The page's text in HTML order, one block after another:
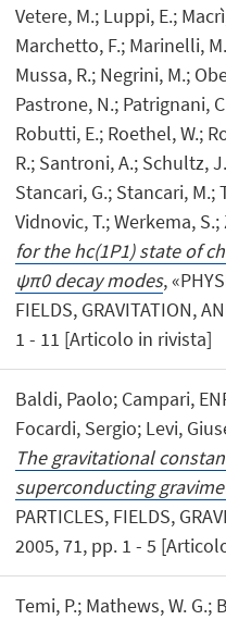
Vetere, M.; Luppi, E.;
Marchetto, F.; Marinelli,
Mussa, R.; Negrini, M.;
Pastrone, N.; Patrignani,
Robutti, E.; Roethel, W.;
R.; Santroni, A.; Schultz,
Stancari, G.; Stancari, M.;
Vidnovic, T.; Werkema, S.;
for the hc(1P1) state of
ψπ0 decay modes,
FIELDS, GRAVITATION,
1 - 11 [Articolo in rivista]
Baldi, Paolo; Campari,
Focardi, Sergio; Levi,
The gravitational
superconducting
PARTICLES, FIELDS,
2005, 71, pp. 1 - 5
Temi, P.; Mathews, W.